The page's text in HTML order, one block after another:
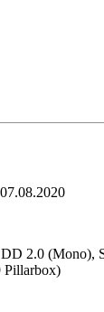
07.08.2020
2.0 (Mono),
Pillarbox)